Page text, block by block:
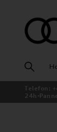
Telefon:
24h-